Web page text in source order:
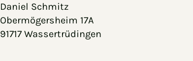
Daniel Schmitz
Obermögersheim 17A
91717 Wassertrüdingen